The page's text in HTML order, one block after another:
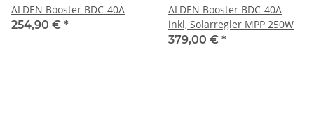
ALDEN Booster BDC-40A
254,90 € *
ALDEN Booster BDC-40A
inkl, Solarregler MPP 250W
379,00 € *